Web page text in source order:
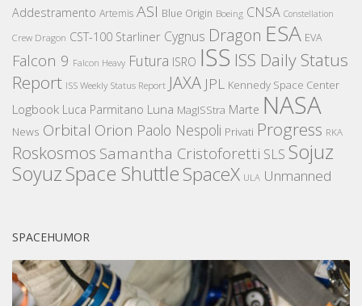
Addestramento Artemis ASI Blue Origin Boeing CNSA Constellation
Crew Dragon CST-100 Starliner Cygnus Dragon ESA EVA
Falcon 9 Falcon Heavy Futura ISRO ISS ISS Daily Status
Report ISS Weekly Status Report JAXA JPL Kennedy Space Center
Logbook Luca Parmitano Luna MagISStra Marte NASA
News Orbital Orion Paolo Nespoli Privati Progress RKA
Roskosmos Samantha Cristoforetti SLS Sojuz
SoyuzSpace ShuttleSpaceX ULA Unmanned
SPACEHUMOR